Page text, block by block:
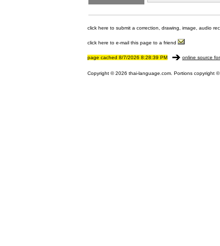
click here to submit a correction, drawing, image, audio
click here to e-mail this page to a friend
page cached 8/7/2026 8:28:39 PM online source
Copyright © 2026 thai-language.com. Portions copyright